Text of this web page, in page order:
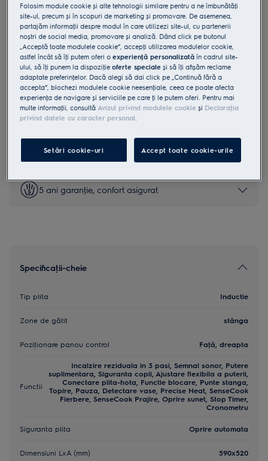
0 (0)
Fișa cu informaţii despre produs
Beneficii
SenseBoil® & Fry 800 – gătești cu încredere fiecare preparat.
SenseBoil & Fry – oferă ajutor pentru rezultate perfecte.
Afișajul tactil CookSmart simplifică gătirea asistată.
Instrucţiunile de siguranţă și avertismentele de siguranţă
conform regulamentului UE 2023/988 sunt enumerate în
capitolele 1 și 2 din manualul de utilizare. Pentru utilizarea în
siguranţă a produsului, citește manualul de utilizare complet.
5 ani garanţie, confort asigurat
Specificaţii-cheie
Tip plita Inductie
Zone de gătit stânga
Poziţionare panou control Faţă, dreapta
Functii
Incalzire reziduala in 3 pasi, Semnal sonor, Putere
suplimentara, Siguranta copii, Ajustare flexibila a puterii,
Conectare plita-hota, Functie blocare, Punte stanga,
Topire, Pauza, Detectare vase, Precise Heat, SenseCook
Fierbere, SenseCook Prajire, Oprire sunet, Stop Timer,
Cronometru
Siguranta plita Oprire automata
Dimensiuni LxA (mm) 590x520
Folosim module cookie și alte tehnologii similare pentru a ne îmbunătăţi
site-ul, precum și în scopuri de marketing și promovare. De asemenea,
partajăm informaţii despre modul în care utilizezi site-ul, cu partenerii
noștri de social media, promovare și analiză. Dând click pe butonul
„Acceptă toate modulele cookie”, accepţi utilizarea modulelor cookie,
astfel încât să îţi putem oferi oexperienţă personalizată în cadrul site-
ului, să îţi punem la dispoziţieoferte speciale și să îţi afișăm reclame
adaptate preferinţelor. Dacă alegi să dai click pe „Continuă fără a
accepta”, blochezi modulele cookie neesenţiale, ceea ce poate afecta
experienţa de navigare și serviciile pe care ţi le putem oferi. Pentru mai
multe informaţii, consultă Avizul privind modulele cookie și Declaraţia
privind datele cu caracter personal.
Setări cookie-uri Accept toate cookie-urile